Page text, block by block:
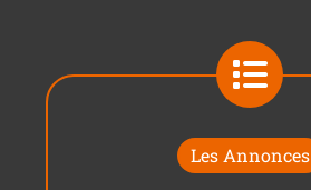
Les Annonces